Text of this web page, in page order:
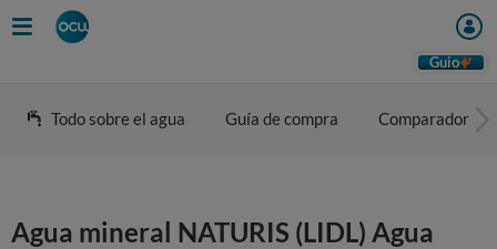
Guio
Todo sobre el agua Guía de compra Comparador
Agua mineral NATURIS (LIDL) Agua